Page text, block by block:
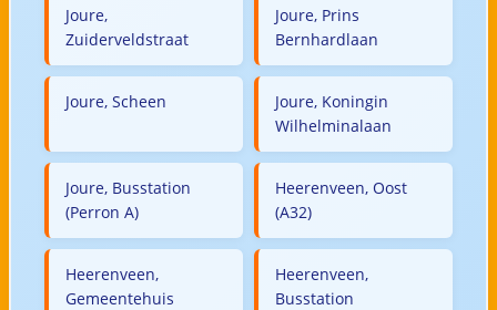
Joure,
Zuiderveldstraat
Joure, Prins
Bernhardlaan
Joure, Scheen
Joure, Koningin
Wilhelminalaan
Joure, Busstation
(Perron A)
Heerenveen, Oost
(A32)
Heerenveen,
Gemeentehuis
Heerenveen,
Busstation